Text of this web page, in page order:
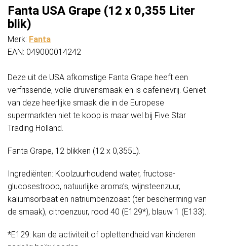
Fanta USA Grape (12 x 0,355 Liter
blik)
Merk: Fanta
EAN: 049000014242
Deze uit de USA afkomstige Fanta Grape heeft een
verfrissende, volle druivensmaak en is cafeïnevrij. Geniet
van deze heerlijke smaak die in de Europese
supermarkten niet te koop is maar wel bij Five Star
Trading Holland.
Fanta Grape, 12 blikken (12 x 0,355L).
Ingrediënten: Koolzuurhoudend water, fructose-
glucosestroop, natuurlijke aroma’s, wijnsteenzuur,
kaliumsorbaat en natriumbenzoaat (ter bescherming van
de smaak), citroenzuur, rood 40 (E129*), blauw 1 (E133).
*E129: kan de activiteit of oplettendheid van kinderen